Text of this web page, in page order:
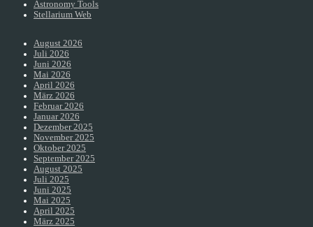
Astronomy Tools
Stellarium Web
August 2026
Juli 2026
Juni 2026
Mai 2026
April 2026
März 2026
Februar 2026
Januar 2026
Dezember 2025
November 2025
Oktober 2025
September 2025
August 2025
Juli 2025
Juni 2025
Mai 2025
April 2025
März 2025